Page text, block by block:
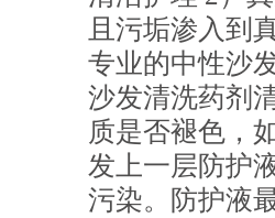
且污垢渗入到
专业的中性沙
沙发清洗药剂
质是否褪色，
发上一层防护
污染。防护液